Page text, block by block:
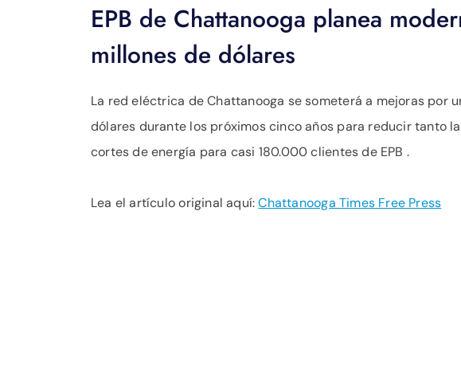
EPB de Chattanooga planea
millones de dólares
La red eléctrica de Chattanooga se someterá a mejoras por
dólares durante los próximos cinco años para reducir tanto
cortes de energía para casi 180.000 clientes de EPB .
Lea el artículo original aquí:Chattanooga Times Free Press